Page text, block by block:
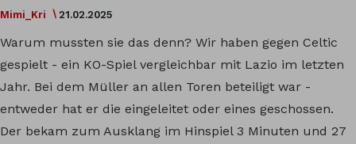
Mimi_Kri 21.02.2025
Warum mussten sie das denn? Wir haben gegen Celtic
gespielt - ein KO-Spiel vergleichbar mit Lazio im letzten
Jahr. Bei dem Müller an allen Toren beteiligt war -
entweder hat er die eingeleitet oder eines geschossen.
Der bekam zum Ausklang im Hinspiel 3 Minuten und 27